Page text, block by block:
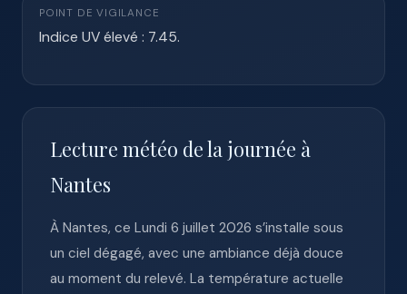
POINT DE VIGILANCE
Indice UV élevé : 7.45.
Lecture météo de la journée à
Nantes
À Nantes, ce Lundi 6 juillet 2026 s’installe sous
un ciel dégagé, avec une ambiance déjà douce
au moment du relevé. La température actuelle